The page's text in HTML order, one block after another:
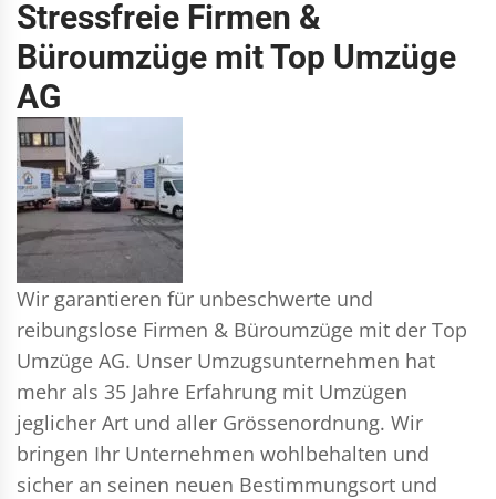
Stressfreie Firmen &
Büroumzüge mit Top Umzüge
AG
Wir garantieren für unbeschwerte und
reibungslose Firmen & Büroumzüge mit der Top
Umzüge AG. Unser Umzugsunternehmen hat
mehr als 35 Jahre Erfahrung mit Umzügen
jeglicher Art und aller Grössenordnung. Wir
bringen Ihr Unternehmen wohlbehalten und
sicher an seinen neuen Bestimmungsort und